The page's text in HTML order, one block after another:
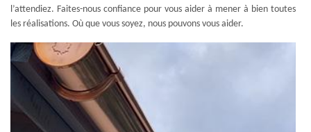
l’attendiez. Faites-nous confiance pour vous aider à mener à bien toutes
les réalisations. Où que vous soyez, nous pouvons vous aider.